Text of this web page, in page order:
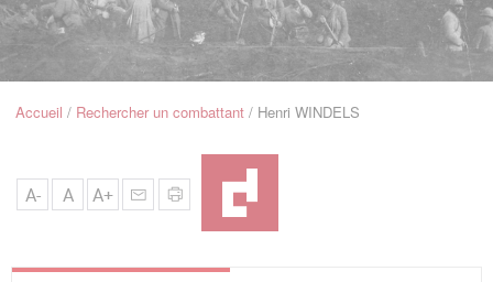
Navigation
FilAccueil Rechercher un combattant Henri WINDELS
A- A A+